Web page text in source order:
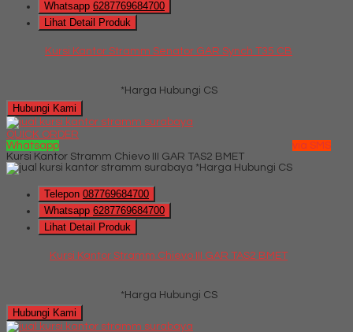
Whatsapp 6287769684700
Lihat Detail Produk
Kursi Kantor Stramm Senator GAR Synch T35 CB
*Harga Hubungi CS
Hubungi Kami
QUICK ORDER
Whatsapp
via SMS
Kursi Kantor Stramm Chievo III GAR TAS2 BMET
*Harga Hubungi CS
Telepon 087769684700
Whatsapp 6287769684700
Lihat Detail Produk
Kursi Kantor Stramm Chievo III GAR TAS2 BMET
*Harga Hubungi CS
Hubungi Kami